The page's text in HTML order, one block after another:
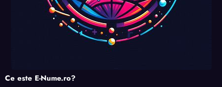
Ce este E-Nume.ro?